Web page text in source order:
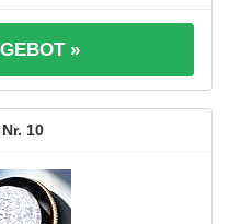
»
10